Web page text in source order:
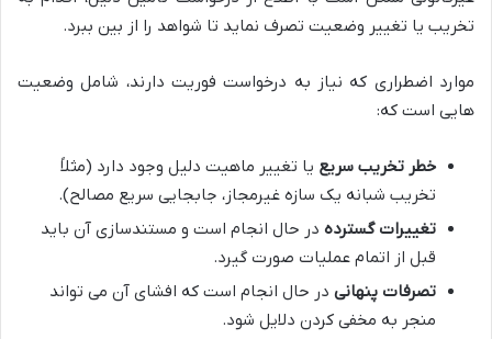
تخریب یا تغییر وضعیت تصرف نماید تا شواهد را از بین ببرد.
موارد اضطراری که نیاز به درخواست فوریت دارند، شامل وضعیت
هایی است که:
خطر تخریب سریع یا تغییر ماهیت دلیل وجود دارد (مثلاً
تخریب شبانه یک سازه غیرمجاز، جابجایی سریع مصالح).
تغییرات گسترده در حال انجام است و مستندسازی آن باید
قبل از اتمام عملیات صورت گیرد.
تصرفات پنهانی در حال انجام است که افشای آن می تواند
منجر به مخفی کردن دلایل شود.